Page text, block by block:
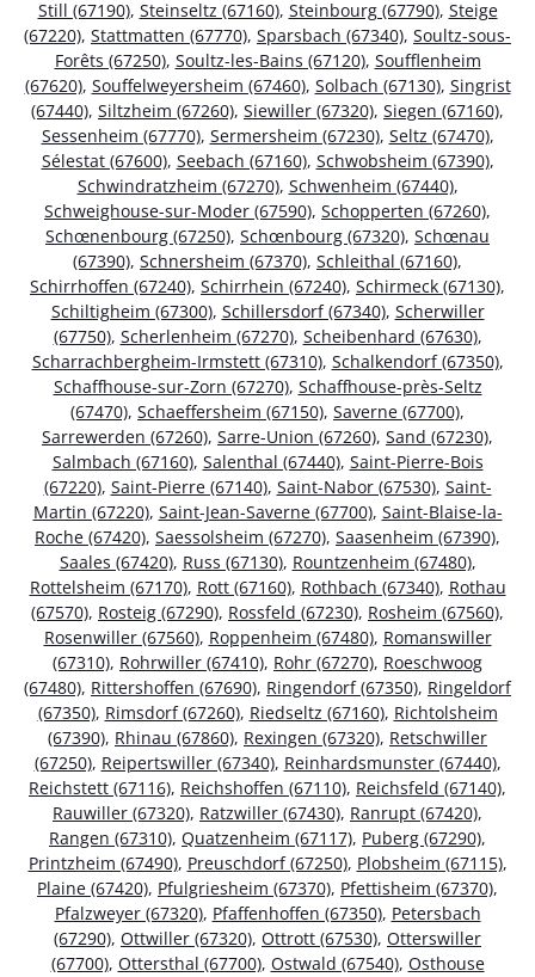
Still (67190), Steinseltz (67160), Steinbourg (67790), Steige
(67220), Stattmatten (67770), Sparsbach (67340), Soultz-sous-
Forêts (67250), Soultz-les-Bains (67120), Soufflenheim
(67620), Souffelweyersheim (67460), Solbach (67130), Singrist
(67440), Siltzheim (67260), Siewiller (67320), Siegen (67160),
Sessenheim (67770), Sermersheim (67230), Seltz (67470),
Sélestat (67600), Seebach (67160), Schwobsheim (67390),
Schwindratzheim (67270), Schwenheim (67440),
Schweighouse-sur-Moder (67590), Schopperten (67260),
Schœnenbourg (67250), Schœnbourg (67320), Schœnau
(67390), Schnersheim (67370), Schleithal (67160),
Schirrhoffen (67240), Schirrhein (67240), Schirmeck (67130),
Schiltigheim (67300), Schillersdorf (67340), Scherwiller
(67750), Scherlenheim (67270), Scheibenhard (67630),
Scharrachbergheim-Irmstett (67310), Schalkendorf (67350),
Schaffhouse-sur-Zorn (67270), Schaffhouse-près-Seltz
(67470), Schaeffersheim (67150), Saverne (67700),
Sarrewerden (67260), Sarre-Union (67260), Sand (67230),
Salmbach (67160), Salenthal (67440), Saint-Pierre-Bois
(67220), Saint-Pierre (67140), Saint-Nabor (67530), Saint-
Martin (67220), Saint-Jean-Saverne (67700), Saint-Blaise-la-
Roche (67420), Saessolsheim (67270), Saasenheim (67390),
Saales (67420), Russ (67130), Rountzenheim (67480),
Rottelsheim (67170), Rott (67160), Rothbach (67340), Rothau
(67570), Rosteig (67290), Rossfeld (67230), Rosheim (67560),
Rosenwiller (67560), Roppenheim (67480), Romanswiller
(67310), Rohrwiller (67410), Rohr (67270), Roeschwoog
(67480), Rittershoffen (67690), Ringendorf (67350), Ringeldorf
(67350), Rimsdorf (67260), Riedseltz (67160), Richtolsheim
(67390), Rhinau (67860), Rexingen (67320), Retschwiller
(67250), Reipertswiller (67340), Reinhardsmunster (67440),
Reichstett (67116), Reichshoffen (67110), Reichsfeld (67140),
Rauwiller (67320), Ratzwiller (67430), Ranrupt (67420),
Rangen (67310), Quatzenheim (67117), Puberg (67290),
Printzheim (67490), Preuschdorf (67250), Plobsheim (67115),
Plaine (67420), Pfulgriesheim (67370), Pfettisheim (67370),
Pfalzweyer (67320), Pfaffenhoffen (67350), Petersbach
(67290), Ottwiller (67320), Ottrott (67530), Otterswiller
(67700), Ottersthal (67700), Ostwald (67540), Osthouse